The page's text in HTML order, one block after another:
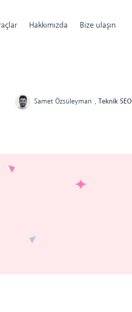
Hakkımızda Bize ulaşın
Samet Özsüleyman , Teknik SEO